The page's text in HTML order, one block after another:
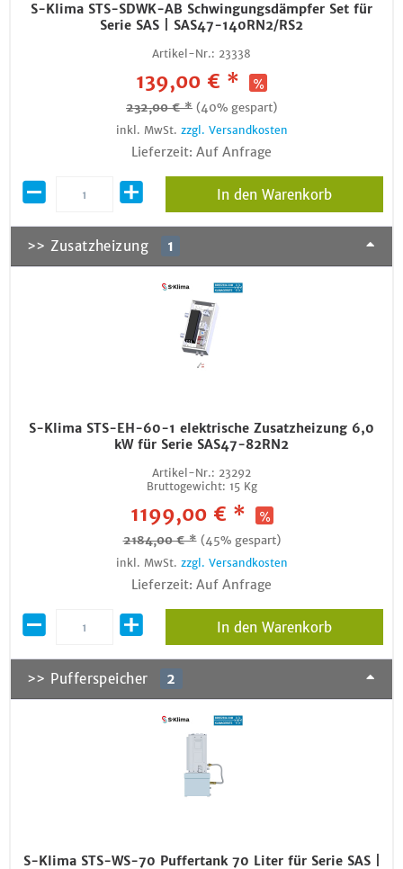
S-Klima STS-SDWK-AB Schwingungsdämpfer Set für
Serie SAS | SAS47-140RN2/RS2
Artikel-Nr.: 23338
139,00 € *
232,00 € * (40% gespart)
inkl. MwSt. zzgl. Versandkosten
Lieferzeit: Auf Anfrage
In den Warenkorb
>> Zusatzheizung 1
S-Klima STS-EH-60-1 elektrische Zusatzheizung 6,0
kW für Serie SAS47-82RN2
Artikel-Nr.: 23292
Bruttogewicht: 15 Kg
1199,00 € *
2184,00 € * (45% gespart)
inkl. MwSt. zzgl. Versandkosten
Lieferzeit: Auf Anfrage
In den Warenkorb
>> Pufferspeicher 2
S-Klima STS-WS-70 Puffertank 70 Liter für Serie SAS |